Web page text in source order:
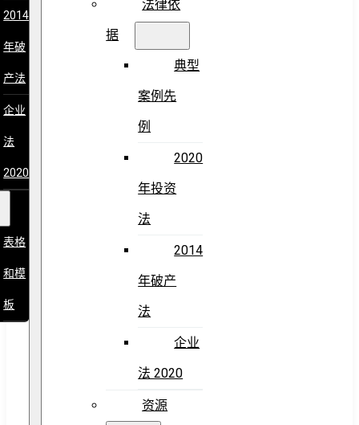
2014
年破
产法
企业
法
2020
表格
和模
板
法律依
据
典型
案例先
例
2020
年投资
法
2014
年破产
法
企业
法 2020
资源